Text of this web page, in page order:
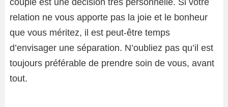
couple est une décision très personnelle. Si votre
relation ne vous apporte pas la joie et le bonheur
que vous méritez, il est peut-être temps
d’envisager une séparation. N’oubliez pas qu’il est
toujours préférable de prendre soin de vous, avant
tout.